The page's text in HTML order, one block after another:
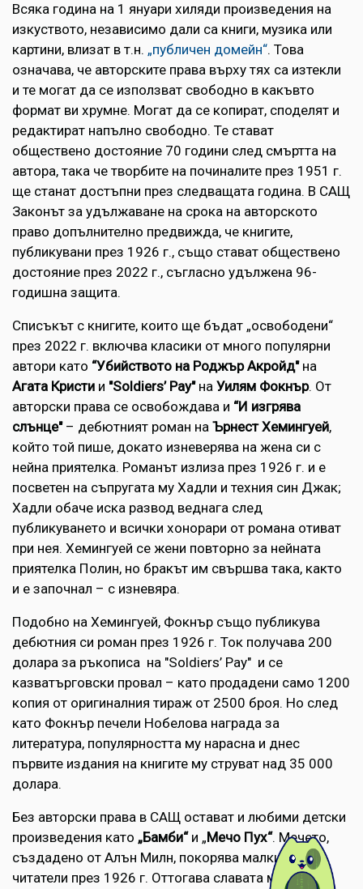
Всяка година на 1 януари хиляди произведения на
изкуството, независимо дали са книги, музика или
картини, влизат в т.н. „публичен домейн“. Това
означава, че авторските права върху тях са изтекли
и те могат да се използват свободно в какъвто
формат ви хрумне. Могат да се копират, споделят и
редактират напълно свободно. Те стават
обществено достояние 70 години след смъртта на
автора, така че творбите на починалите през 1951 г.
ще станат достъпни през следващата година. В САЩ
Законът за удължаване на срока на авторското
право допълнително предвижда, че книгите,
публикувани през 1926 г., също стават обществено
достояние през 2022 г., съгласно удължена 96-
годишна защита.
Списъкът с книгите, които ще бъдат „освободени“
през 2022 г. включва класики от много популярни
автори като “Убийството на Роджър Акройд"на
Агата Кристи и "Soldiers’ Pay" на Уилям Фокнър. Oт
авторски права се освобождава и “И изгрява
слънце" – дебютният роман на Ърнест Хемингуей,
който той пише, докато изневерява на жена си с
нейна приятелка. Романът излиза през 1926 г. и е
посветен на съпругата му Хадли и техния син Джак;
Хадли обаче иска развод веднага след
публикуването и всички хонорари от романа отиват
при нея. Хемингуей се жени повторно за нейната
приятелка Полин, но бракът им свършва така, както
и е започнал – с изневяра.
Подобно на Хемингуей, Фокнър също публикува
дебютния си роман през 1926 г. Ток получава 200
долара за ръкописа на "Soldiers’ Pay" и се
казватърговски провал – като продадени само 1200
копия от оригиналния тираж от 2500 броя. Но след
като Фокнър печели Нобелова награда за
литература, популярността му нарасна и днес
първите издания на книгите му струват над 35 000
долара.
Без авторски права в САЩ остават и любими детски
произведения като „Бамби“и „ Мечо Пух“. Мечето,
създадено от Алън Милн, покорява малките
читатели през 1926 г. Оттогава славата му